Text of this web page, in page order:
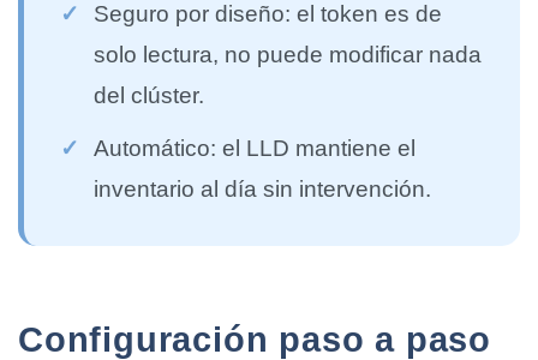
✓ Seguro por diseño: el token es de
solo lectura, no puede modificar nada
del clúster.
✓ Automático: el LLD mantiene el
inventario al día sin intervención.
Configuración paso a paso